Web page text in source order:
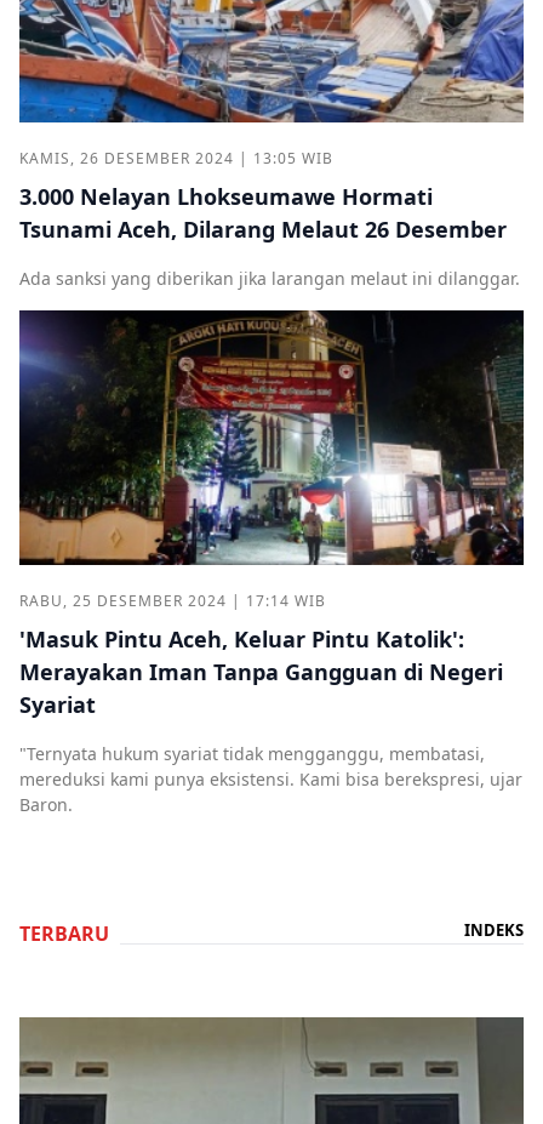
KAMIS, 26 DESEMBER 2024 | 13:05 WIB
3.000 Nelayan Lhokseumawe Hormati
Tsunami Aceh, Dilarang Melaut 26 Desember
Ada sanksi yang diberikan jika larangan melaut ini dilanggar.
RABU, 25 DESEMBER 2024 | 17:14 WIB
'Masuk Pintu Aceh, Keluar Pintu Katolik':
Merayakan Iman Tanpa Gangguan di Negeri
Syariat
"Ternyata hukum syariat tidak mengganggu, membatasi,
mereduksi kami punya eksistensi. Kami bisa berekspresi, ujar
Baron.
TERBARU INDEKS